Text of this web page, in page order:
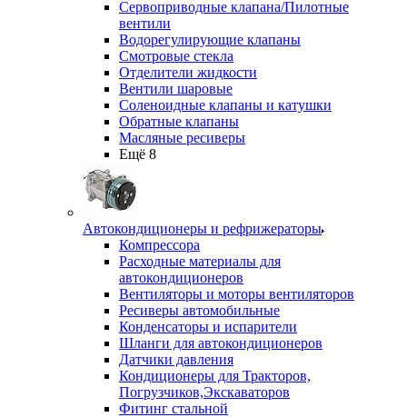
Сервоприводные клапана/Пилотные
вентили
Водорегулирующие клапаны
Смотровые стекла
Отделители жидкости
Вентили шаровые
Соленоидные клапаны и катушки
Обратные клапаны
Масляные ресиверы
Ещё 8
Автокондиционеры и рефрижераторы
Компрессора
Расходные материалы для
автокондиционеров
Вентиляторы и моторы вентиляторов
Ресиверы автомобильные
Конденсаторы и испарители
Шланги для автокондиционеров
Датчики давления
Кондиционеры для Тракторов,
Погрузчиков,Экскаваторов
Фитинг стальной